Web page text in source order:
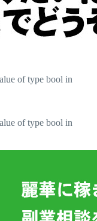
of type bool in
of type bool in